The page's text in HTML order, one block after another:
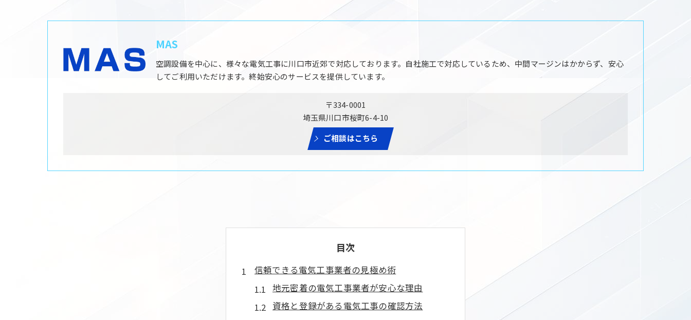
MAS
空調設備を中心に、様々な電気工事に川口市近郊で対応しております。自社施工で対応しているため、中間マージンはかからず、安心
してご利用いただけます。終始安心のサービスを提供しています。
〒334-0001
埼玉県川口市桜町6-4-10
ご相談はこちら
目次
信頼できる電気工事業者の見極め術
地元密着の電気工事業者が安心な理由
資格と登録がある電気工事の確認方法